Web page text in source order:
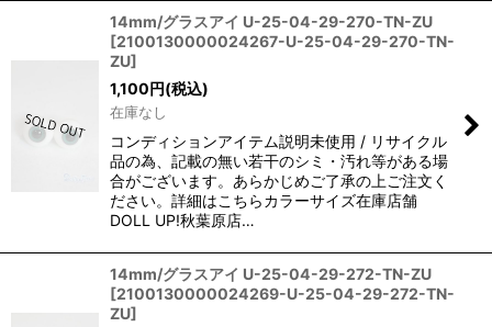
14mm/グラスアイ U-25-04-29-270-TN-ZU
[2100130000024267-U-25-04-29-270-TN-
ZU]
1,100円(税込)
在庫なし
コンディションアイテム説明未使用 / リサイクル
品の為、記載の無い若干のシミ・汚れ等がある場
合がございます。あらかじめご了承の上ご注文く
ださい。詳細はこちらカラーサイズ在庫店舗
DOLL UP!秋葉原店…
14mm/グラスアイ U-25-04-29-272-TN-ZU
[2100130000024269-U-25-04-29-272-TN-
ZU]